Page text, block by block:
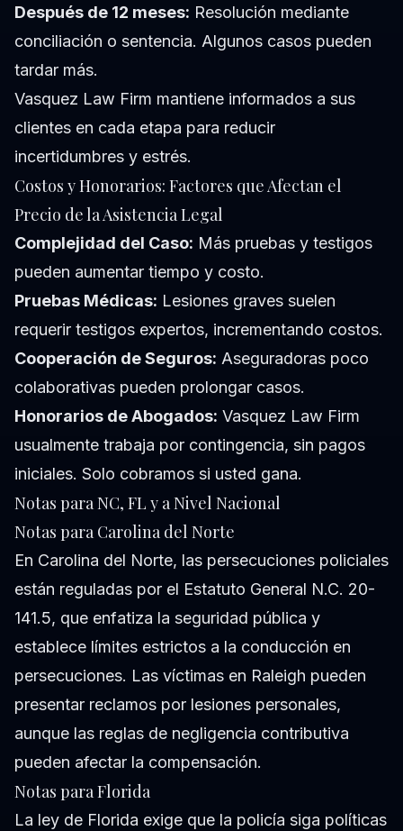
Después de 12 meses: Resolución mediante
conciliación o sentencia. Algunos casos pueden
tardar más.
Vasquez Law Firm mantiene informados a sus
clientes en cada etapa para reducir
incertidumbres y estrés.
Costos y Honorarios: Factores que Afectan el
Precio de la Asistencia Legal
Complejidad del Caso: Más pruebas y testigos
pueden aumentar tiempo y costo.
Pruebas Médicas: Lesiones graves suelen
requerir testigos expertos, incrementando costos.
Cooperación de Seguros: Aseguradoras poco
colaborativas pueden prolongar casos.
Honorarios de Abogados: Vasquez Law Firm
usualmente trabaja por contingencia, sin pagos
iniciales. Solo cobramos si usted gana.
Notas para NC, FL y a Nivel Nacional
Notas para Carolina del Norte
En Carolina del Norte, las persecuciones policiales
están reguladas por el Estatuto General N.C. 20-
141.5, que enfatiza la seguridad pública y
establece límites estrictos a la conducción en
persecuciones. Las víctimas en Raleigh pueden
presentar reclamos por lesiones personales,
aunque las reglas de negligencia contributiva
pueden afectar la compensación.
Notas para Florida
La ley de Florida exige que la policía siga políticas